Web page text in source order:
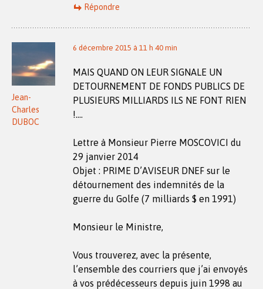
Répondre
Jean-
Charles
DUBOC
6 décembre 2015 à 11 h 40 min
MAIS QUAND ON LEUR SIGNALE UN
DETOURNEMENT DE FONDS PUBLICS DE
PLUSIEURS MILLIARDS ILS NE FONT RIEN
!….
Lettre à Monsieur Pierre MOSCOVICI du
29 janvier 2014
Objet : PRIME D’AVISEUR DNEF sur le
détournement des indemnités de la
guerre du Golfe (7 milliards $ en 1991)
Monsieur le Ministre,
Vous trouverez, avec la présente,
l’ensemble des courriers que j’ai envoyés
à vos prédécesseurs depuis juin 1998 au